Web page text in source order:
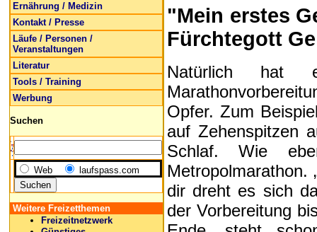
Ernährung / Medizin
Kontakt / Presse
Läufe / Personen /
Veranstaltungen
Literatur
Tools / Training
Werbung
Suchen
Web laufspass.com
Weitere Freizetthemen
Freizeitnetzwerk
"Mein erstes
Fürchtegott
Natürlich hat
Opfer. Zum
auf Zehenspitzen
Schlaf. Wie
Metropolmarathon.
dir dreht es sich
der Vorbereitung